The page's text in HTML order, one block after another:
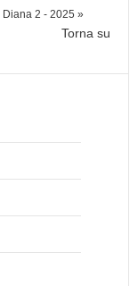
Diana 2 - 2025 »
Torna su